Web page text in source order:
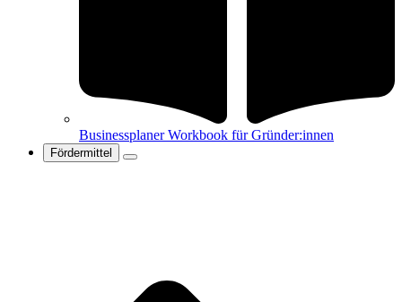
Businessplaner Workbook für Gründer:innen
Fördermittel